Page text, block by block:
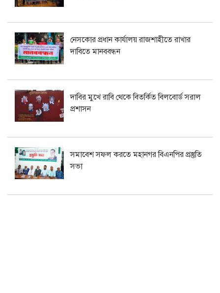
নেসকোর প্রধান কার্যালয় রাজশাহীতে রাখার
দাবিতে মানববন্ধন
দাবির মুখে রাবি থেকে বিতর্কিত বিলবোর্ড সরাল
প্রশাসন
সমাবেশ সফল করতে মহানগর বিএনপির প্রস্তুতি
সভা